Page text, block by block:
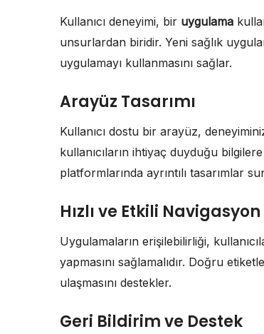
Kullanıcı deneyimi, bir uygulama
unsurlardan biridir. Yeni sağlık
uygulamayı kullanmasını sağlar.
Arayüz Tasarımı
Kullanıcı dostu bir arayüz,
kullanıcıların ihtiyaç duyduğu
platformlarında ayrıntılı tasarımlar
Hızlı ve Etkili Navigasyon
Uygulamaların erişilebilirliği,
yapmasını sağlamalıdır. Doğru
ulaşmasını destekler.
Geri Bildirim ve Destek